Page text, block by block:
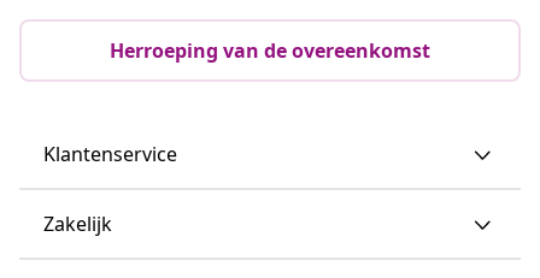
Herroeping van de overeenkomst
Klantenservice
Zakelijk